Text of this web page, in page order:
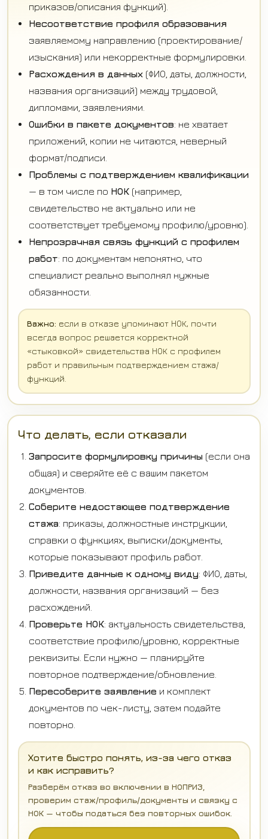
приказов/описания функций).
Несоответствие профиля образования
заявляемому направлению (проектирование/
изыскания) или некорректные формулировки.
Расхождения в данных(ФИО, даты, должности,
названия организаций) между трудовой,
дипломами, заявлениями.
Ошибки в пакете документов: не хватает
приложений, копии не читаются, неверный
формат/подписи.
Проблемы с подтверждением квалификации
— в том числе по НОК(например,
свидетельство не актуально или не
соответствует требуемому профилю/уровню).
Непрозрачная связь функций с профилем
работ: по документам непонятно, что
специалист реально выполнял нужные
обязанности.
Важно: если в отказе упоминают НОК, почти
всегда вопрос решается корректной
«стыковкой» свидетельства НОК с профилем
работ и правильным подтверждением стажа/
функций.
Что делать, если отказали
Запросите формулировку причины (если она
общая) и сверяйте её с вашим пакетом
документов.
Соберите недостающее подтверждение
стажа: приказы, должностные инструкции,
справки о функциях, выписки/документы,
которые показывают профиль работ.
Приведите данные к одному виду: ФИО, даты,
должности, названия организаций — без
расхождений.
Проверьте НОК: актуальность свидетельства,
соответствие профилю/уровню, корректные
реквизиты. Если нужно — планируйте
повторное подтверждение/обновление.
Пересоберите заявление и комплект
документов по чек-листу, затем подайте
повторно.
Хотите быстро понять, из-за чего отказ
и как исправить?
Разберём отказ во включении в НОПРИЗ,
проверим стаж/профиль/документы и связку с
НОК — чтобы податься без повторных ошибок.